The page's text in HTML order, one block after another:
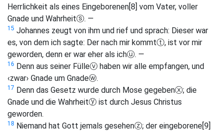
Herrlichkeit als eines Eingeborenen[8] vom Vater, voller
Gnade und Wahrheitⓢ. —
15 Johannes zeugt von ihm und rief und sprach: Dieser war
es, von dem ich sagte: Der nach mir kommtⓣ, ist vor mir
geworden, denn er war eher als ichⓤ. —
16 Denn aus seiner Fülleⓥ haben wir alle empfangen, und
‹zwar› Gnade um Gnadeⓦ.
17 Denn das Gesetz wurde durch Mose gegebenⓧ; die
Gnade und die Wahrheitⓨ ist durch Jesus Christus
geworden.
18 Niemand hat Gott jemals gesehenⓩ; der eingeborene[9]